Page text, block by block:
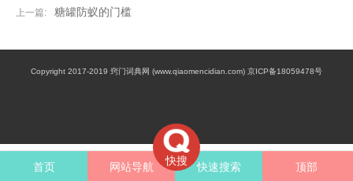
上一篇: 糖罐防蚁的门槛
快搜
首页 网站导航 快速搜索 顶部
Copyright 2017-2019 窍门词典网 (www.qiaomencidian.com) 京ICP备18059478号